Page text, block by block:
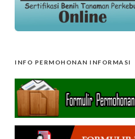
INFO PERMOHONAN INFORMASI